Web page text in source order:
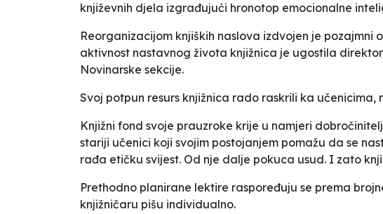
književnih djela izgrađujući hronotop emocionalne
Reorganizacijom knjiških naslova izdvojen je
aktivnost nastavnog života knjižnica je ugostila
Novinarske sekcije.
Svoj potpun resurs knjižnica rado raskrili ka
Knjižni fond svoje prauzroke krije u namjeri
stariji učenici koji svojim postojanjem pomažu da se
rađa etičku svijest. Od nje dalje pokuca usud. I zato
Prethodno planirane lektire raspoređuju se prema
knjižničaru pišu individualno.